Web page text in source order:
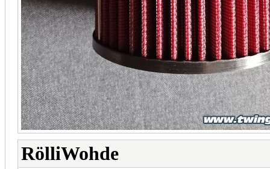
RölliWohde